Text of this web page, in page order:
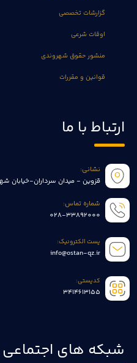
گزارشات تخصصی
اوقات شرعی
منشور حقوق شهروندی
قوانین و مقررات
ارتباط با ما
نشانی:
قزوین - میدان سرداران-خیابان
شماره تماس:
028-33892000
پست الکترونیک:
info@ostan-qz.ir
کدپستی:
3414613155
شبکه های اجتماعی